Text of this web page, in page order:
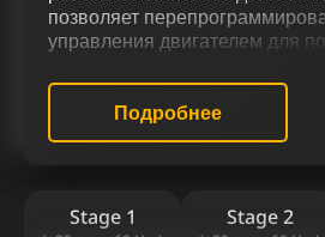
позволяет
управления двигателем для
тюнинга для Nissan Lafesta 2.0
включающего чип тюнинг
отключение катализатора
вихревых заслонок, изменение
Подробнее
Stage 1 Stage 2